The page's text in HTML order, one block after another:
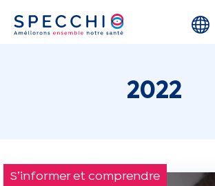
Skip to
2022
S’informer et comprendre